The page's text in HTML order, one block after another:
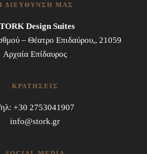
ΔΙΕΎΘΥΝΣΉ ΜΑΣ
Design Suites
– Θέατρο Επιδαύρου,, 21059
Αρχαία Επίδαυρος
ΚΡΑΤΉΣΕΙΣ
+30 2753041907
info@stork.gr